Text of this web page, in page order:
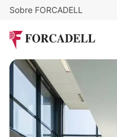
Sobre FORCADELL
CAN AMETLLER
240 m²